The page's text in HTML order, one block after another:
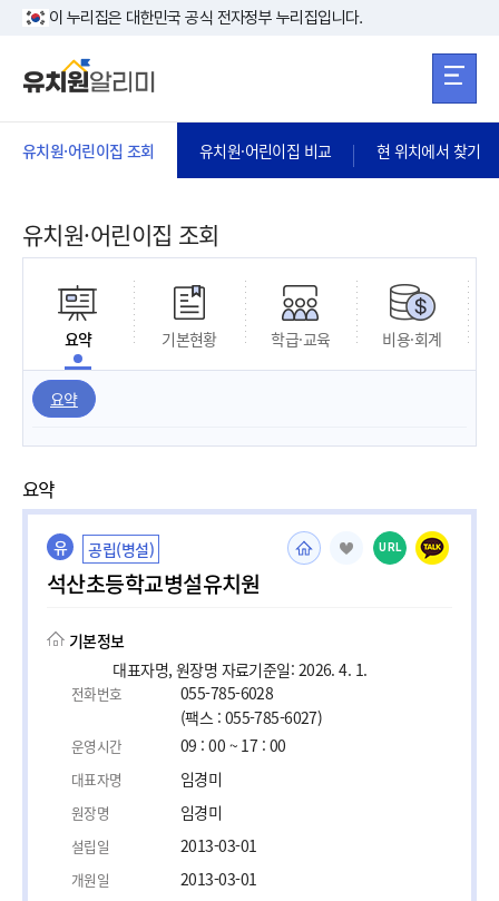
본문 바로가기
이 누리집은 대한민국 공식 전자정부 누리집입니다.
유치원·어린이집 조회 유치원·어린이집 비교 현 위치에서 찾기
유치원·어린이집 조회
요약 기본현황 학급·교육 비용·회계
요약
요약
유 공립(병설)
석산초등학교병설유치원
URL
기본정보
대표자명, 원장명 자료기준일: 2026. 4. 1.
전화번호
055-785-6028
(팩스 : 055-785-6027)
운영시간 09 : 00 ~ 17 : 00
대표자명 임경미
원장명 임경미
설립일 2013-03-01
개원일 2013-03-01